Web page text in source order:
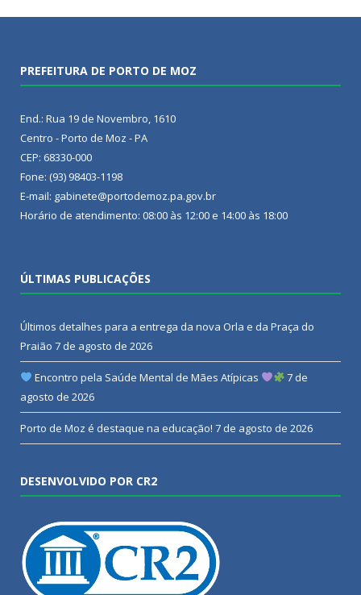
PREFEITURA DE PORTO DE MOZ
End.: Rua 19 de Novembro, 1610
Centro - Porto de Moz - PA
CEP: 68330-000
Fone: (93) 98403-1198
E-mail: gabinete@portodemoz.pa.gov.br
Horário de atendimento: 08:00 às 12:00 e 14:00 às 18:00
ÚLTIMAS PUBLICAÇÕES
Últimos detalhes para a entrega da nova Orla e da Praça do
Praião 7 de agosto de 2026
Encontro pela Saúde Mental de Mães Atípicas
7 de
agosto de 2026
Porto de Moz é destaque na educação! 7 de agosto de 2026
DESENVOLVIDO POR CR2